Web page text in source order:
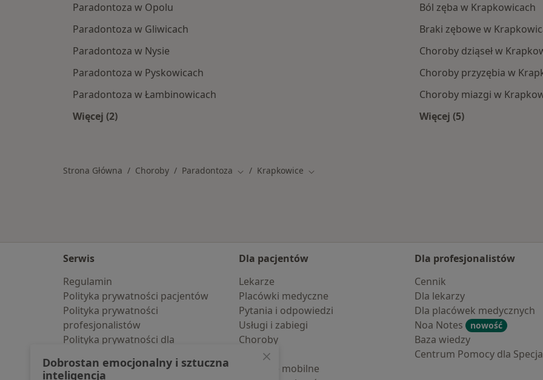
Paradontoza w Opolu
Paradontoza w Gliwicach
Paradontoza w Nysie
Paradontoza w Pyskowicach
Paradontoza w Łambinowicach
Więcej (2)
Ból zęba w Krapkowicach
Braki zębowe w
Choroby dziąseł w
Choroby przyzębia w
Choroby miazgi w
Więcej (5)
Strona Główna Choroby Paradontoza Zmień miasto
Krapkowice Zmień miasto
Serwis
Regulamin
Polityka prywatności pacjentów
Polityka prywatności
profesjonalistów
Polityka prywatności dla
pozyskaliśmy samodzielnie
Dla pacjentów
Lekarze
Placówki medyczne
Pytania i odpowiedzi
Usługi i zabiegi
Choroby
Pomoc
Aplikacje mobilne
Dla profesjonalistów
Cennik
Dla lekarzy
Dla placówek medycznych
Noa Notes
nowość
Baza wiedzy
Centrum Pomocy dla
Dobrostan emocjonalny i sztuczna
inteligencja